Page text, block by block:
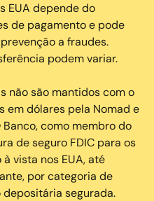
EUA depende do
de pagamento e pode
a fraudes.
podem variar.
não são mantidos com o
em dólares pela Nomad e
como membro do
de seguro FDIC para os
vista nos EUA, até
por categoria de
segurada.